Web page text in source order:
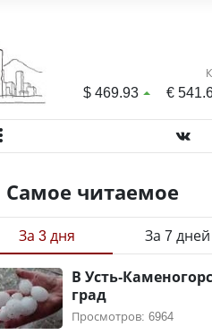
$469.93 €
Самое читаемое
За 3 дня За 7 дней
В Усть-
град
Просмотров: 6964